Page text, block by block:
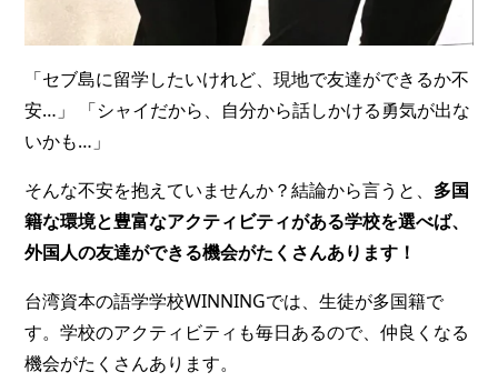
「セブ島に留学したいけれど、現地で友達ができるか不
安…」 「シャイだから、自分から話しかける勇気が出な
いかも…」
そんな不安を抱えていませんか？結論から言うと、 多国
籍な環境と豊富なアクティビティがある学校を選べば、
外国人の友達ができる機会がたくさんあります！
台湾資本の語学学校WINNINGでは、生徒が多国籍で
す。学校のアクティビティも毎日あるので、仲良くなる
機会がたくさんあります。